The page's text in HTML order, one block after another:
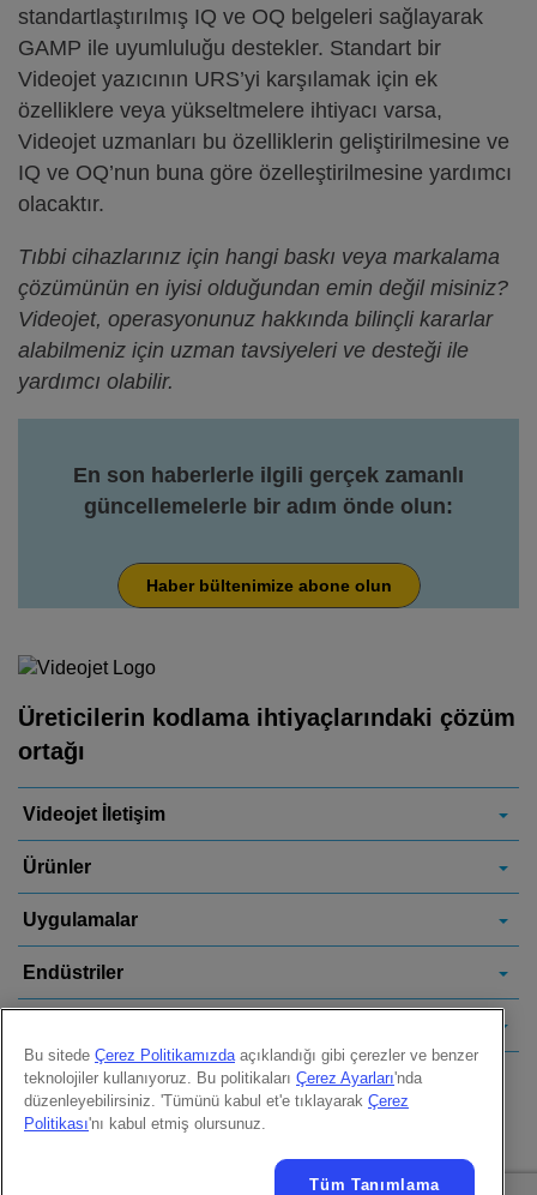
standartlaştırılmış IQ ve OQ belgeleri sağlayarak
GAMP ile uyumluluğu destekler. Standart bir
Videojet yazıcının URS’yi karşılamak için ek
özelliklere veya yükseltmelere ihtiyacı varsa,
Videojet uzmanları bu özelliklerin geliştirilmesine ve
IQ ve OQ’nun buna göre özelleştirilmesine yardımcı
olacaktır.
Tıbbi cihazlarınız için hangi baskı veya markalama
çözümünün en iyisi olduğundan emin değil misiniz?
Videojet, operasyonunuz hakkında bilinçli kararlar
alabilmeniz için uzman tavsiyeleri ve desteği ile
yardımcı olabilir.
En son haberlerle ilgili gerçek zamanlı
güncellemelerle bir adım önde olun:
Haber bültenimize abone olun
Üreticilerin kodlama ihtiyaçlarındaki çözüm
ortağı
Videojet İletişim
Ürünler
Uygulamalar
Endüstriler
Follow us on:
© 2026 Videojet Technologies Inc.
Bu sitede Çerez Politikamızdaaçıklandığı gibi çerezler ve benzer
teknolojiler kullanıyoruz. Bu politikaları Çerez Ayarları'nda
düzenleyebilirsiniz. 'Tümünü kabul et'e tıklayarak Çerez
Politikası'nı kabul etmiş olursunuz.
Tüm Tanımlama